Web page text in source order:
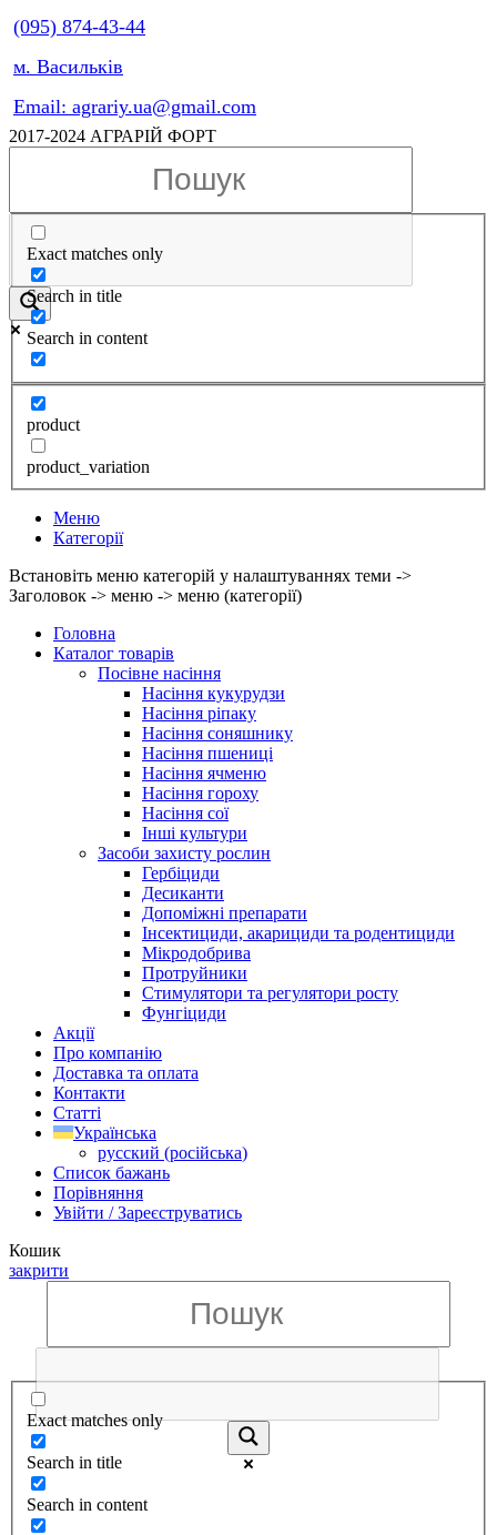
(095) 874-43-44
м. Васильків
Email: agrariy.ua@gmail.com
2017-2024 АГРАРІЙ ФОРТ
Exact matches only
Search in title
Search in content
product
product_variation
Меню
Категорії
Встановіть меню категорій у налаштуваннях теми ->
Заголовок -> меню -> меню (категорії)
Головна
Каталог товарів
Посівне насіння
Насіння кукурудзи
Насіння ріпаку
Насіння соняшнику
Насіння пшениці
Насіння ячменю
Насіння гороху
Насіння сої
Інші культури
Засоби захисту рослин
Гербіциди
Десиканти
Допоміжні препарати
Інсектициди, акарициди та родентициди
Мікродобрива
Протруйники
Стимулятори та регулятори росту
Фунгіциди
Акції
Про компанію
Доставка та оплата
Контакти
Статті
Українська
русский (російська)
Список бажань
Порівняння
Увійти / Зареєструватись
Кошик
закрити
Exact matches only
Search in title
Search in content